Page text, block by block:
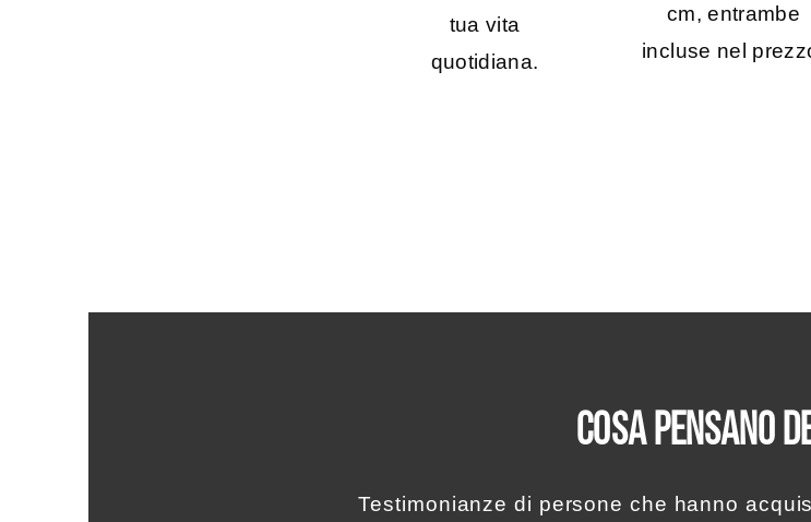
tua vita
quotidiana.
cm, entrambe
incluse nel
COSA PENSANO
Testimonianze di persone che hanno